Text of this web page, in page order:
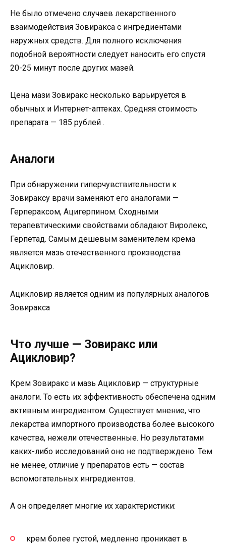
Не было отмечено случаев лекарственного
взаимодействия Зовиракса с ингредиентами
наружных средств. Для полного исключения
подобной вероятности следует наносить его спустя
20-25 минут после других мазей.
Цена мази Зовиракс несколько варьируется в
обычных и Интернет-аптеках. Средняя стоимость
препарата — 185 рублей .
Аналоги
При обнаружении гиперчувствительности к
Зовираксу врачи заменяют его аналогами —
Герпераксом, Ацигерпином. Сходными
терапевтическими свойствами обладают Виролекс,
Герпетад. Самым дешевым заменителем крема
является мазь отечественного производства
Ацикловир.
Ацикловир является одним из популярных аналогов
Зовиракса
Что лучше — Зовиракс или
Ацикловир?
Крем Зовиракс и мазь Ацикловир — структурные
аналоги. То есть их эффективность обеспечена одним
активным ингредиентом. Существует мнение, что
лекарства импортного производства более высокого
качества, нежели отечественные. Но результатами
каких-либо исследований оно не подтверждено. Тем
не менее, отличие у препаратов есть — состав
вспомогательных ингредиентов.
А он определяет многие их характеристики:
крем более густой, медленно проникает в